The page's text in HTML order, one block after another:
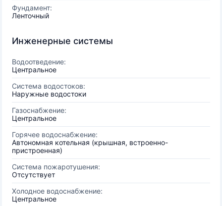
Фундамент:
Ленточный
Инженерные системы
Водоотведение:
Центральное
Система водостоков:
Наружные водостоки
Газоснабжение:
Центральное
Горячее водоснабжение:
Автономная котельная (крышная, встроенно-
пристроенная)
Система пожаротушения:
Отсутствует
Холодное водоснабжение:
Центральное